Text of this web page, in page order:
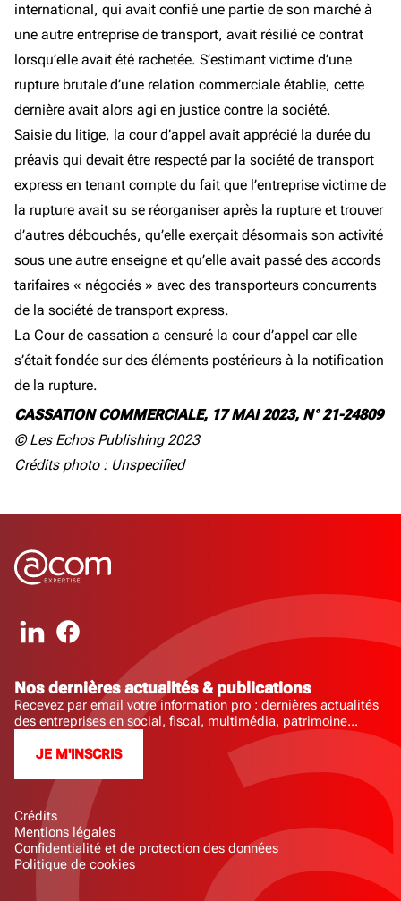
international, qui avait confié une partie de son marché à
une autre entreprise de transport, avait résilié ce contrat
lorsqu’elle avait été rachetée. S’estimant victime d’une
rupture brutale d’une relation commerciale établie, cette
dernière avait alors agi en justice contre la société.
Saisie du litige, la cour d’appel avait apprécié la durée du
préavis qui devait être respecté par la société de transport
express en tenant compte du fait que l’entreprise victime de
la rupture avait su se réorganiser après la rupture et trouver
d’autres débouchés, qu’elle exerçait désormais son activité
sous une autre enseigne et qu’elle avait passé des accords
tarifaires « négociés » avec des transporteurs concurrents
de la société de transport express.
La Cour de cassation a censuré la cour d’appel car elle
s’était fondée sur des éléments postérieurs à la notification
de la rupture.
CASSATION COMMERCIALE, 17 MAI 2023, N° 21-24809
© Les Echos Publishing 2023
Crédits photo : Unspecified
Crédits
Mentions légales
Confidentialité et de protection des données
Politique de cookies
Nos dernières actualités & publications
Recevez par email votre information pro : dernières actualités
des entreprises en social, fiscal, multimédia, patrimoine...
JE M'INSCRIS